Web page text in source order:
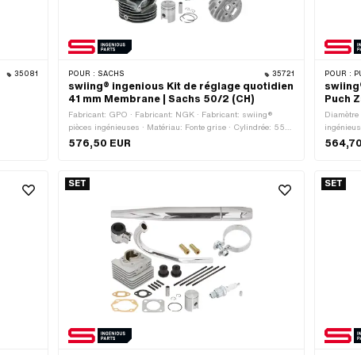
35081 POUR : SACHS 35721
swiing® ingenious Kit de réglage quotidien
41 mm Membrane | Sachs 50/2 (CH)
Fabricant: GPO · Fabricant: NGK · Fabricant: swiing®
pièces ingénieuses · Matériau: Fonte grise · Cylindrée: 55
ccm
576,50 EUR
POUR :
Puch
de l’axe
SET SET